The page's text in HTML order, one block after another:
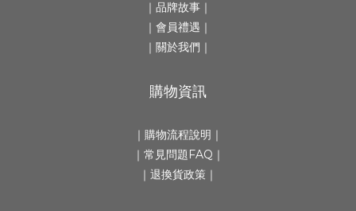
｜ 品牌故事 ｜
｜會員禮遇｜
｜ 關於我們 ｜
購物資訊
｜ 購物流程說明 ｜
｜ 常見問題FAQ ｜
｜ 退換貨政策 ｜